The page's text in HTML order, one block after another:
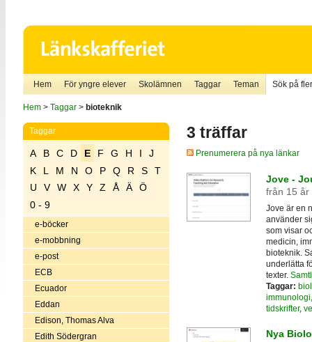
Hem För yngre elever Skolämnen Taggar Teman Sök på
Hem> Taggar> bioteknik
Taggar
A B C D E F G H I
J
K
L M N O P Q R S
T
U
V W X Y Z Å Ä
Ö
0 - 9
e-böcker
e-mobbning
e-post
ECB
Ecuador
Eddan
Edison, Thomas Alva
Edith Södergran
3 träffar
Prenumerera på nya länkar
Jove -
från 15 år
Jove är en
använder
som visar
medicin,
bioteknik.
underlätta
texter.
Taggar:
immunologi
tidskrifter,
Nya